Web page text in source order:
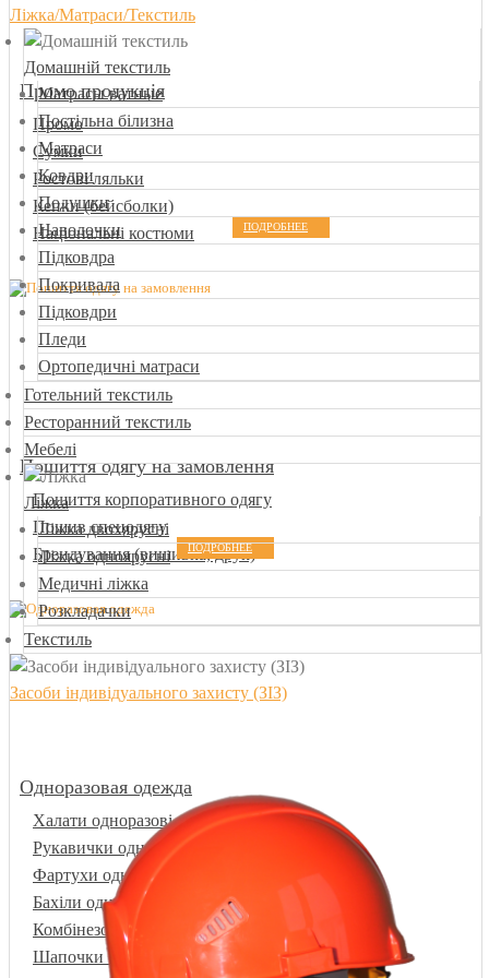
Ліжка/Матраси/Текстиль
Домашній текстиль
Матрасы ватные
Постільна білизна
Матраси
Ковдри
Подушки
Наволочки
Підковдра
Покривала
Підковдри
Пледи
Ортопедичні матраси
Готельний текстиль
Ресторанний текстиль
Мебелі
Ліжка
Ліжка двохярусні
Ліжка одноярусні
Медичні ліжка
Розкладачки
Текстиль
Засоби індивідуального захисту (ЗІЗ)
Промо продукція
Промо
Сумки
Ростові ляльки
Кепки (бейсболки)
Національні костюми
ПОДРОБНЕЕ
Пошиття одягу на замовлення
Пошиття корпоративного одягу
Пошив спецодягу
Брендування (вишивка, друк)
ПОДРОБНЕЕ
Одноразовая одежда
Халати одноразові
Рукавички одноразові
Фартухи одноразові
Бахіли одноразові
Комбінезони одноразові
Шапочки одноразові
ПОДРОБНЕЕ